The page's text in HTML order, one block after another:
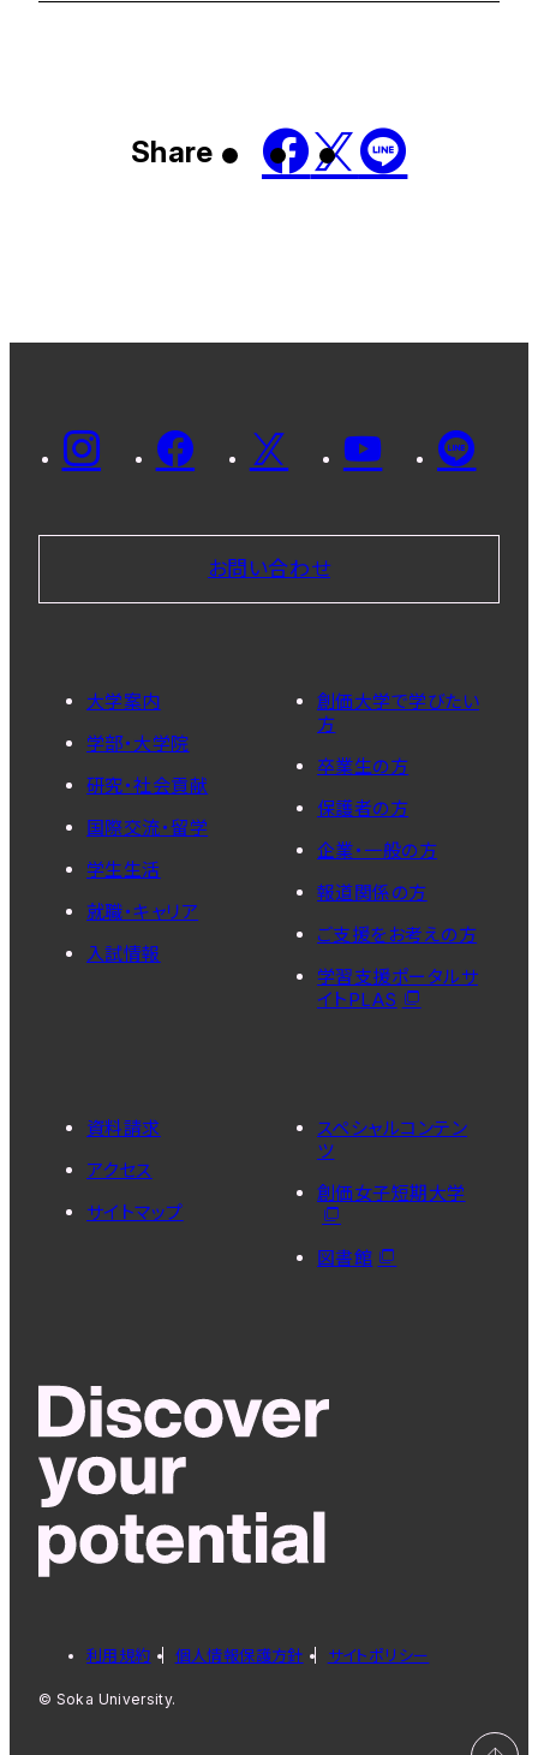
Share
お問い合わせ
大学案内
学部・大学院
研究・社会貢献
国際交流・留学
学生生活
就職・キャリア
入試情報
創価大学で学びたい
方
卒業生の方
保護者の方
企業・一般の方
報道関係の方
ご支援をお考えの方
学習支援ポータルサ
イトPLAS
資料請求
アクセス
サイトマップ
スペシャルコンテン
ツ
創価女子短期大学
図書館
利用規約 個人情報保護方針 サイトポリシー
© Soka University.